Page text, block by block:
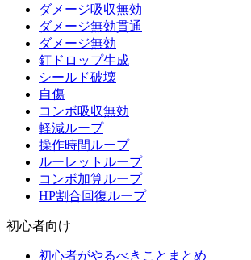
ダメージ吸収無効
ダメージ無効貫通
ダメージ無効
釘ドロップ生成
シールド破壊
自傷
コンボ吸収無効
軽減ループ
操作時間ループ
ルーレットループ
コンボ加算ループ
HP割合回復ループ
初心者向け
初心者がやるべきことまとめ